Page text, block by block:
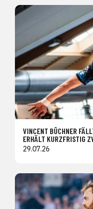
VINCENT BÜCHNER
ERHÄLT KURZFRISTIG
29.07.26